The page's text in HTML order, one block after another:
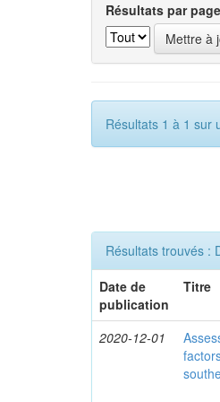
Résultats par page
Résultats 1 à 1 sur
Résultats trouvés :
Date de
publication
Titre
2020-12-01